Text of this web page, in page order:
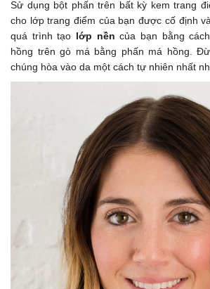
Sử dụng bột phấn trên bất kỳ kem trang
cho lớp trang điểm của bạn được cố định
quá trình tạo lớp nền của bạn bằng
hồng trên gò má bằng phấn má hồng.
chúng hòa vào da một cách tự nhiên nhất